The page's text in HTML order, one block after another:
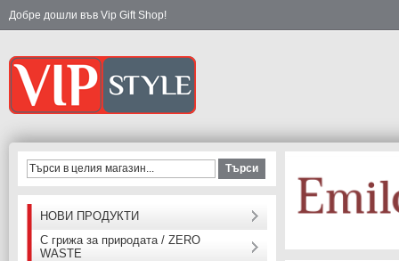
Добре дошли във Vip Gift Shop!
Търси
НОВИ ПРОДУКТИ
С грижа за природата / ZERO
WASTE